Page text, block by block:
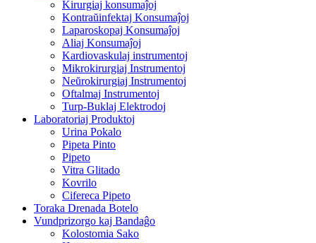
Kirurgiaj konsumaĵoj
Kontraŭinfektaj Konsumaĵoj
Laparoskopaj Konsumaĵoj
Aliaj Konsumaĵoj
Kardiovaskulaj instrumentoj
Mikrokirurgiaj Instrumentoj
Neŭrokirurgiaj Instrumentoj
Oftalmaj Instrumentoj
Turp-Buklaj Elektrodoj
Laboratoriaj Produktoj
Urina Pokalo
Pipeta Pinto
Pipeto
Vitra Glitado
Kovrilo
Cifereca Pipeto
Toraka Drenada Botelo
Vundprizorgo kaj Bandaĝo
Kolostomia Sako